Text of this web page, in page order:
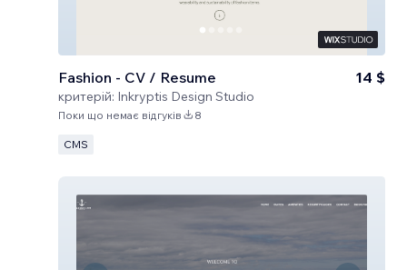
Fashion - CV / Resume
критерій: Inkryptis Design Studio
14 $
Поки що немає відгуків 8
CMS